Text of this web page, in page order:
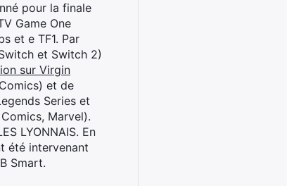
pour la finale
Game One
et e TF1. Par
et Switch 2)
sur Virgin
et de
Series et
Marvel).
LYONNAIS. En
été intervenant
Smart.